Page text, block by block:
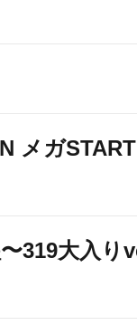
メガ
319大入り